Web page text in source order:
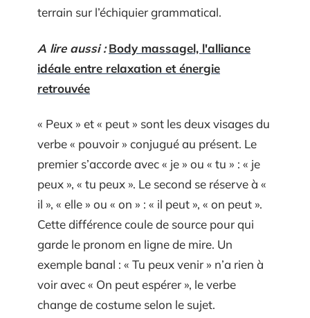
terrain sur l’échiquier grammatical.
A lire aussi : Body massagel, l'alliance
idéale entre relaxation et énergie
retrouvée
« Peux » et « peut » sont les deux visages du
verbe « pouvoir » conjugué au présent. Le
premier s’accorde avec « je » ou « tu » : « je
peux », « tu peux ». Le second se réserve à «
il », « elle » ou « on » : « il peut », « on peut ».
Cette différence coule de source pour qui
garde le pronom en ligne de mire. Un
exemple banal : « Tu peux venir » n’a rien à
voir avec « On peut espérer », le verbe
change de costume selon le sujet.